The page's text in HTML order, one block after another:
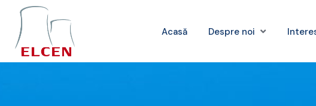
Acasă Despre noi